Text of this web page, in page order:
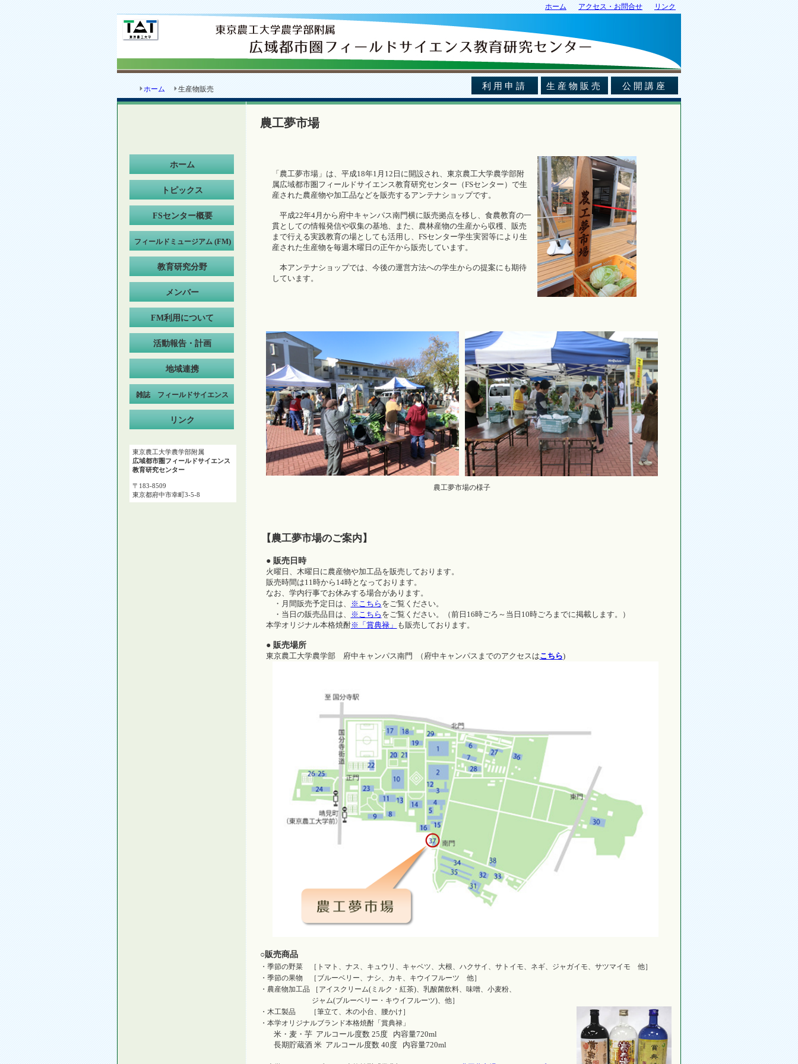
ホーム アクセス・お問合せ リンク
ホーム 生産物販売 利用申請 生産物販売 公開講座
農工夢市場
「農工夢市場」は、平成18年1月12日に開設され、東京農工大学農学部附
属広域都市圏フィールドサイエンス教育研究センター（FSセンター）で生
産された農産物や加工品などを販売するアンテナショップです。
平成22年4月から府中キャンパス南門横に販売拠点を移し、食農教育の一
貫としての情報発信や収集の基地、また、農林産物の生産から収穫、販売
まで行える実践教育の場としても活用し、FSセンター学生実習等により生
産された生産物を毎週木曜日の正午から販売しています。
本アンテナショップでは、今後の運営方法への学生からの提案にも期待
しています。
農工夢市場の様子
【農工夢市場のご案内】
● 販売日時
火曜日、木曜日に農産物や加工品を販売しております。
販売時間は11時から14時となっております。
なお、学内行事でお休みする場合があります。
・月間販売予定日は、
※こちら をご覧ください。
・当日の販売品目は、
※こちら をご覧ください。（前日16時ごろ～当日10時ごろまでに掲載します。）
本学オリジナル本格焼酎※「賞典禄」 も販売しております。
● 販売場所
東京農工大学農学部 府中キャンパス南門 （府中キャンパスまでのアクセスはこちら)
○販売商品
・季節の野菜 ［トマト、ナス、キュウリ、キャベツ、大根、ハクサイ、サトイモ、ネギ、ジャガイモ、サツマイモ 他］
・季節の果物 ［ブルーベリー、ナシ、カキ、キウイフルーツ 他］
・農産物加工品 ［アイスクリーム(ミルク・紅茶)、乳酸菌飲料、味噌、小麦粉、
ジャム(ブルーベリー・キウイフルーツ)、他］
・木工製品 ［筆立て、木の小台、腰かけ］
・本学オリジナルブランド本格焼酎「賞典禄」
米・麦・芋 アルコール度数 25度 内容量720ml
長期貯蔵酒 米 アルコール度数 40度 内容量720ml
ホーム
トピックス
FSセンター概要
フィールドミュージアム (FM)
教育研究分野
メンバー
FM利用について
活動報告・計画
地域連携
雑誌 フィールドサイエンス
リンク
東京農工大学農学部附属
広域都市圏フィールドサイエンス
教育研究センター
〒183-8509
東京都府中市幸町3-5-8